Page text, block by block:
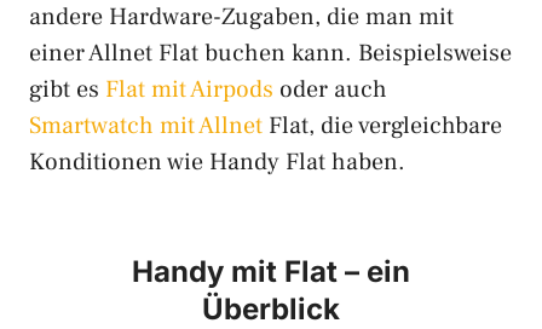
andere Hardware-Zugaben, die man mit
einer Allnet Flat buchen kann. Beispielsweise
gibt es Flat mit Airpods oder auch
Smartwatch mit Allnet Flat, die vergleichbare
Konditionen wie Handy Flat haben.
Handy mit Flat – ein
Überblick